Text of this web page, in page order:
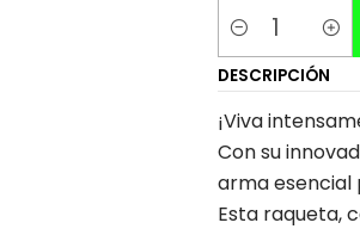
Cantidad
DESCRIPCIÓN
¡Viva
Con su
arma esencial
Esta raqueta,